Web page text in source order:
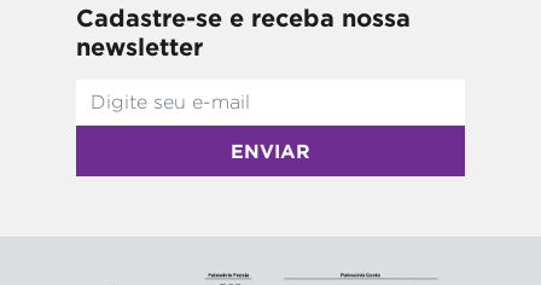
Cadastre-se e receba nossa
newsletter
ENVIAR